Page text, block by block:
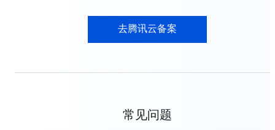
去腾讯云备案
常见问题